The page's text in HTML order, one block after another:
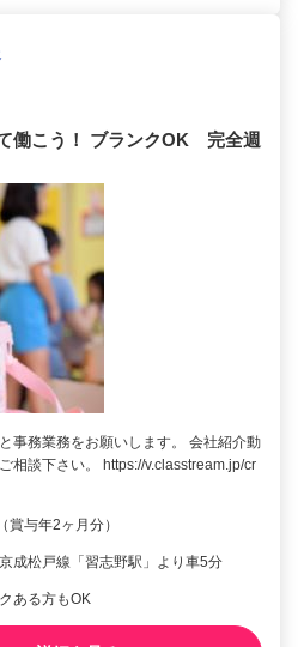
働こう！ ブランクOK 完全週
事務業務をお願いします。 会社紹介動
相談下さい。 https://v.classtream.jp/cr
賞与年2ヶ月分）
成松戸線「習志野駅」より車5分
ある方もOK